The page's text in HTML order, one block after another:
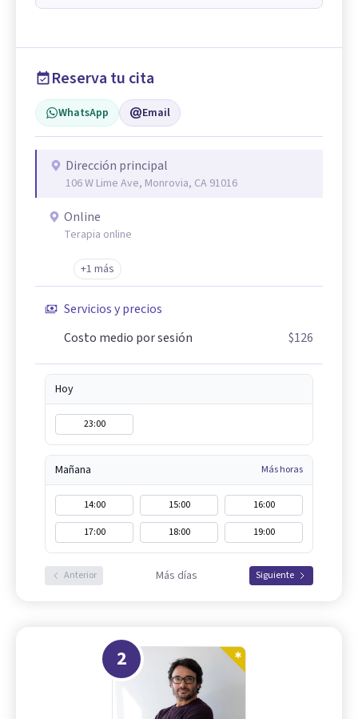
Reserva tu cita
WhatsApp Email
Dirección principal
106 W Lime Ave, Monrovia, CA 91016
Online
Terapia online
+1 más
Servicios y precios
Costo medio por sesión
$126
Hoy
23:00
Mañana Más horas
14:00 15:00
16:00
17:00
18:00 19:00
Anterior Más días Siguiente
2